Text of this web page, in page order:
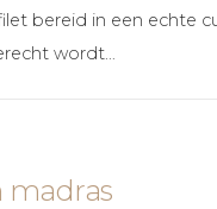
bereid in een echte
wordt…
madras